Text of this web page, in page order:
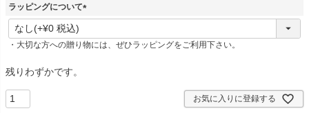
)
ラッピングについて
(
須
・大切な方への贈り物には、ぜひラッピングをご利用下さい。
残りわずかです。
お気に入りに登録する